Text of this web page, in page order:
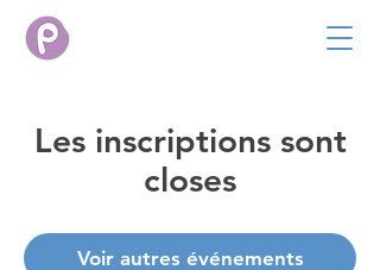
Les inscriptions sont
closes
Voir autres événements